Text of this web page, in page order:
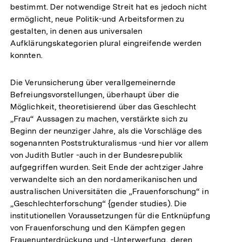
bestimmt. Der notwendige Streit hat es jedoch nicht
ermöglicht, neue Politik-und Arbeitsformen zu
gestalten, in denen aus universalen
Aufklärungskategorien plural eingreifende werden
konnten.
Die Verunsicherung über verallgemeinernde
Befreiungsvorstellungen, überhaupt über die
Möglichkeit, theoretisierend über das Geschlecht
„Frau“ Aussagen zu machen, verstärkte sich zu
Beginn der neunziger Jahre, als die Vorschläge des
sogenannten Poststrukturalismus -und hier vor allem
von Judith Butler -auch in der Bundesrepublik
aufgegriffen wurden. Seit Ende der achtziger Jahre
verwandelte sich an den nordamerikanischen und
australischen Universitäten die „Frauenforschung“ in
„Geschlechterforschung“ {gender studies). Die
institutionellen Voraussetzungen für die Entknüpfung
von Frauenforschung und den Kämpfen gegen
Frauenunterdrückung und -Unterwerfung, deren